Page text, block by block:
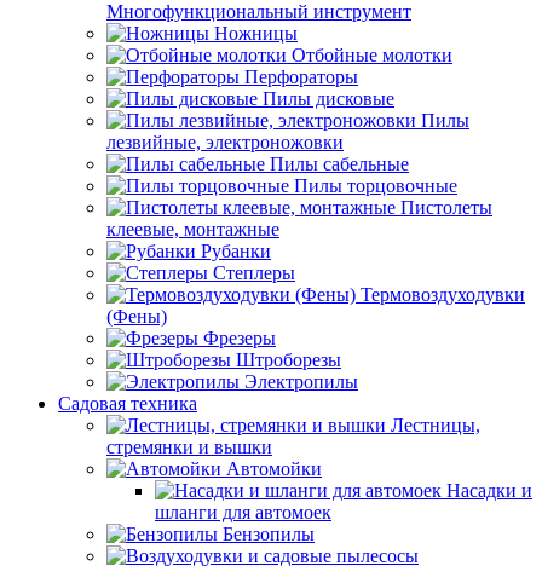
Многофункциональный инструмент
Ножницы
Отбойные молотки
Перфораторы
Пилы дисковые
Пилы
лезвийные, электроножовки
Пилы сабельные
Пилы торцовочные
Пистолеты
клеевые, монтажные
Рубанки
Степлеры
Термовоздуходувки
(Фены)
Фрезеры
Штроборезы
Электропилы
Садовая техника
Лестницы,
стремянки и вышки
Автомойки
Насадки и
шланги для автомоек
Бензопилы